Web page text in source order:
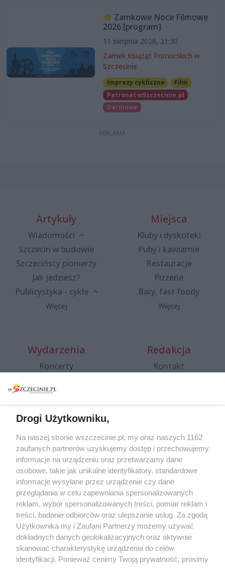
Zamkowe Noce Filmowe
2026 [program]
11 sierpnia 2026, 21:30
Zamek Książąt Pomorskich w
Szczecinie
Imprezy cykliczne
Film
Patronat wSzczecinie.pl
Darmowe
Artykuły
Wiadomości
Szczecin w budowie
Szczecińscy pionierzy
Jak jedziesz?
Publicystyka - cykle
Więcej
Miejsca
Kluby i dyskoteki
Puby i kawiarnie
Restauracje
Pizzerie
Bary, fast foody
Więcej
Wydarzenia
Koncerty
Spacery i oprowadzania
targi
Wernisaże
Więcej
Redakcja
Kontakt
Specjalny koncert z okazji
20. urodzin portalu
wSzczecinie.pl
Regulamin konkursów
śniadaniówka "Hej
Szczecin! Jest piątek!"
Partnerzy
Praca Szczecin
Drogi Użytkowniku,
Na naszej stronie wszczecinie.pl, my oraz naszych 1162
zaufanych partnerów uzyskujemy dostęp i przechowujemy
informacje na urządzeniu oraz przetwarzamy dane
osobowe, takie jak unikalne identyfikatory, standardowe
informacje wysyłane przez urządzenie czy dane
przeglądania w celu zapewniania spersonalizowanych
reklam, wybór spersonalizowanych treści, pomiar reklam i
treści, badanie odbiorców oraz ulepszanie usług. Za zgodą
Użytkownika my i Zaufani Partnerzy możemy używać
dokładnych danych geolokalizacyjnych oraz aktywnie
skanować charakterystykę urządzenia do celów
identyfikacji. Ponieważ cenimy Twoją prywatność, prosimy